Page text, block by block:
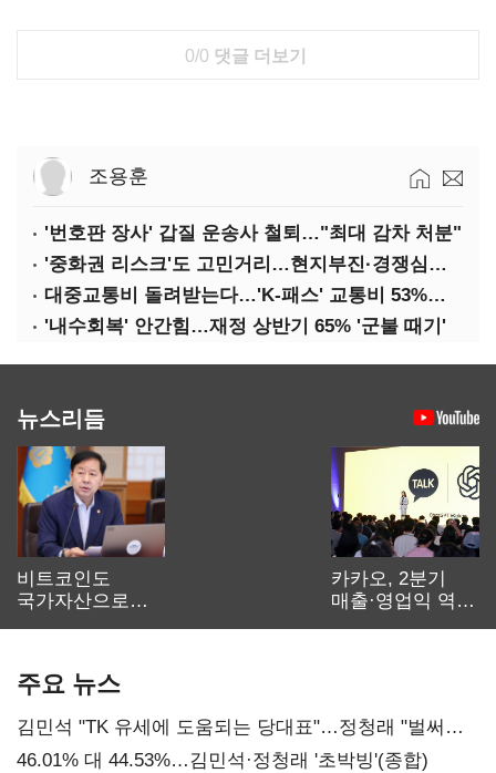
0/0 댓글 더보기
조용훈
'번호판 장사' 갑질 운송사 철퇴…"최대 감차 처분"
'중화권 리스크'도 고민거리…현지부진·경쟁심화·양안냉각
대중교통비 돌려받는다…'K-패스' 교통비 53%까지 환급
'내수회복' 안간힘…재정 상반기 65% '군불 때기'
뉴스리듬
비트코인도
국가자산으로…'
카카오, 2분기
매출·영업익 역대
주요 뉴스
김민석 "TK 유세에 도움되는 당대표"…정청래 "벌써
대표된 양 당직 배분"
46.01% 대 44.53%…김민석·정청래 '초박빙'(종합)